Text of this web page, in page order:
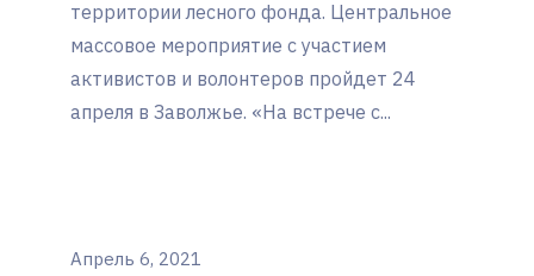
территории лесного фонда. Центральное
массовое мероприятие с участием
активистов и волонтеров пройдет 24
апреля в Заволжье. «На встрече с...
Апрель 6, 2021